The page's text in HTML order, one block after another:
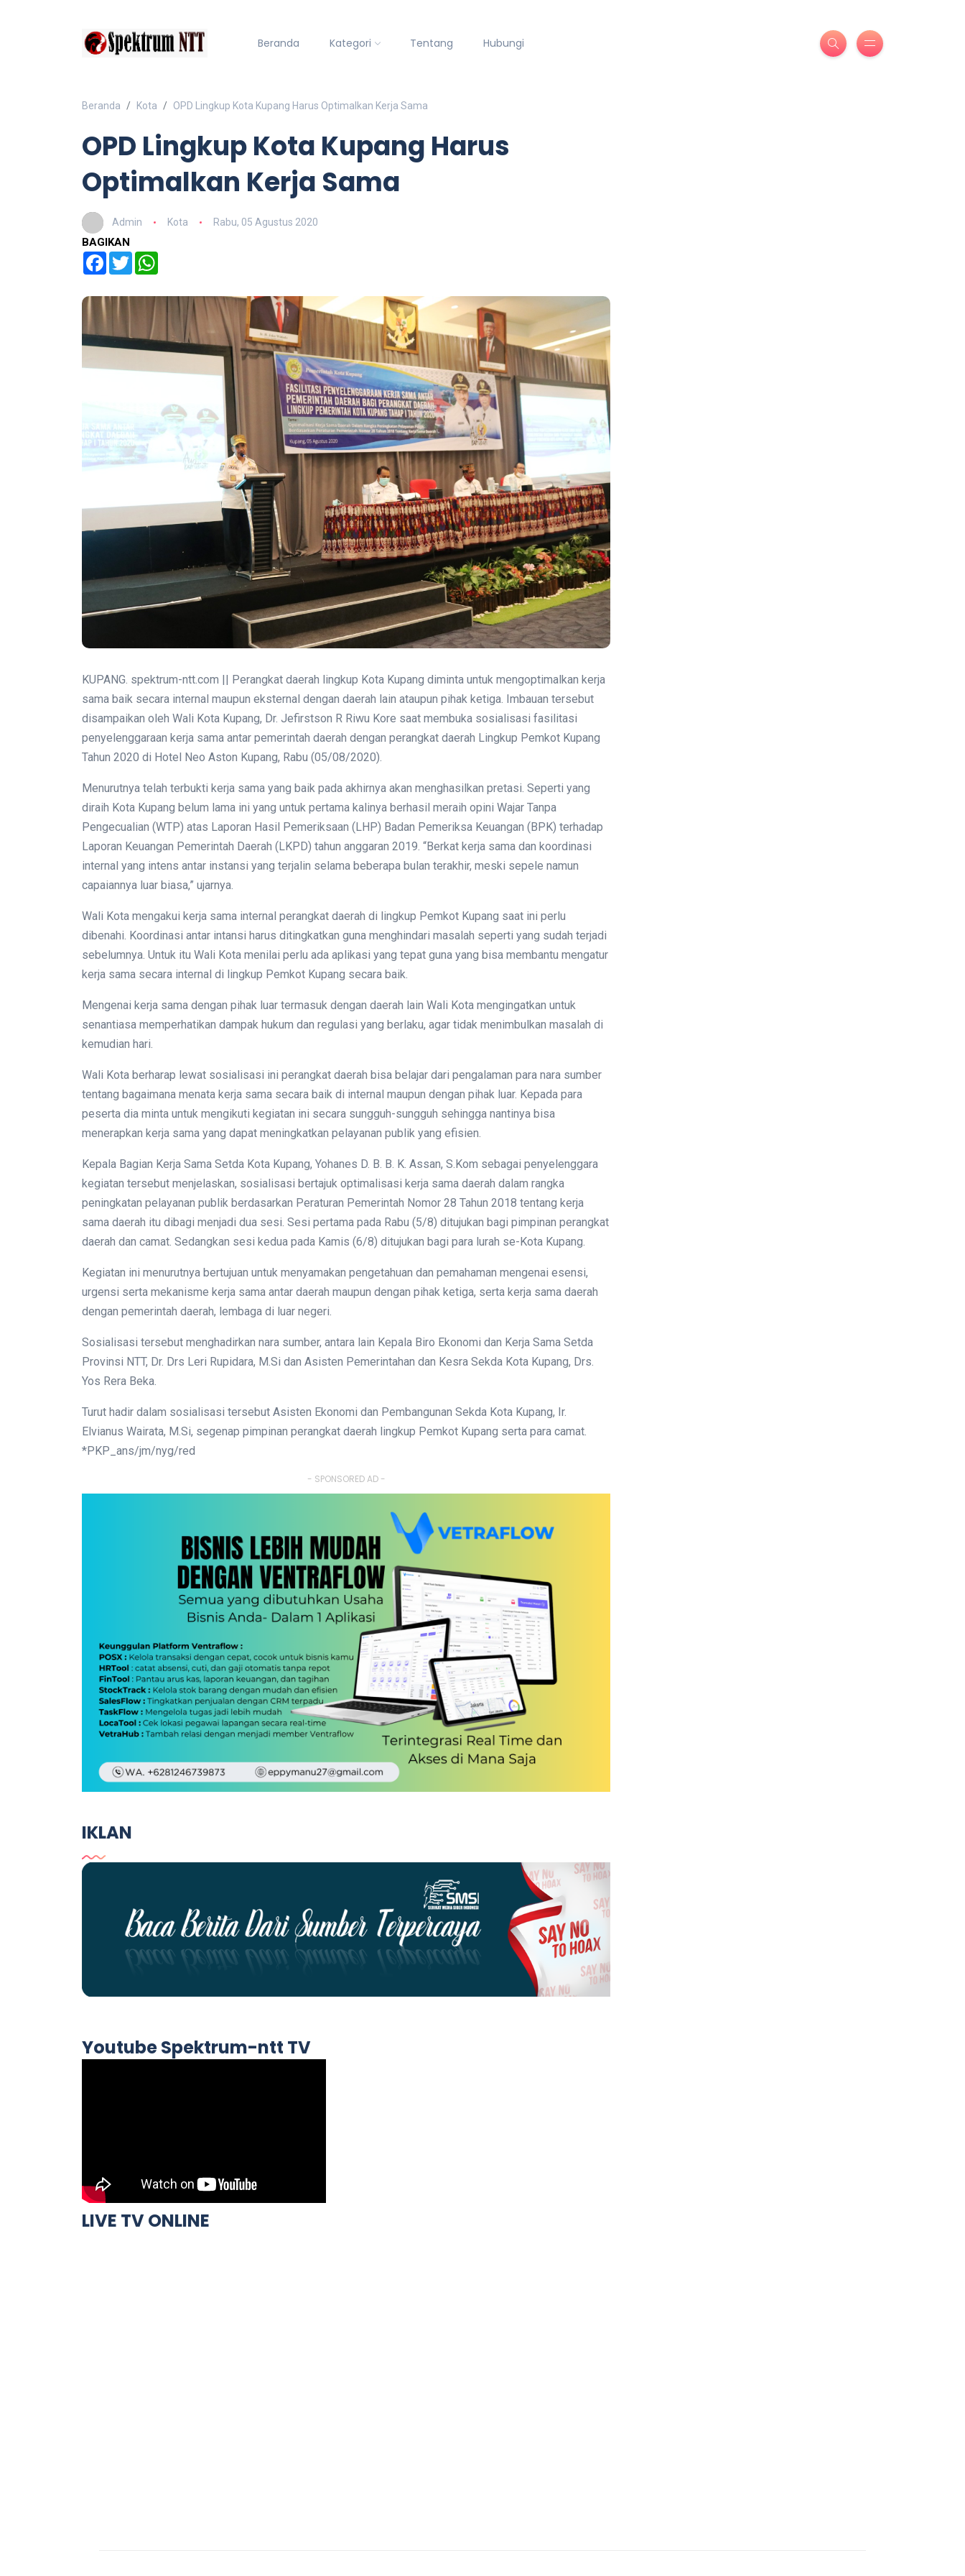
Beranda Kategori Tentang Hubungi
Beranda Kota OPD Lingkup Kota Kupang Harus Optimalkan Kerja Sama
OPD Lingkup Kota Kupang Harus
Optimalkan Kerja Sama
Admin Kota Rabu, 05 Agustus 2020
BAGIKAN
Facebook
Twitter
KUPANG. spektrum-ntt.com || Perangkat daerah lingkup Kota Kupang diminta untuk mengoptimalkan kerja
sama baik secara internal maupun eksternal dengan daerah lain ataupun pihak ketiga. Imbauan tersebut
disampaikan oleh Wali Kota Kupang, Dr. Jefirstson R Riwu Kore saat membuka sosialisasi fasilitasi
penyelenggaraan kerja sama antar pemerintah daerah dengan perangkat daerah Lingkup Pemkot Kupang
Tahun 2020 di Hotel Neo Aston Kupang, Rabu (05/08/2020).
Menurutnya telah terbukti kerja sama yang baik pada akhirnya akan menghasilkan pretasi. Seperti yang
diraih Kota Kupang belum lama ini yang untuk pertama kalinya berhasil meraih opini Wajar Tanpa
Pengecualian (WTP) atas Laporan Hasil Pemeriksaan (LHP) Badan Pemeriksa Keuangan (BPK) terhadap
Laporan Keuangan Pemerintah Daerah (LKPD) tahun anggaran 2019. “Berkat kerja sama dan koordinasi
internal yang intens antar instansi yang terjalin selama beberapa bulan terakhir, meski sepele namun
capaiannya luar biasa,” ujarnya.
Wali Kota mengakui kerja sama internal perangkat daerah di lingkup Pemkot Kupang saat ini perlu
dibenahi. Koordinasi antar intansi harus ditingkatkan guna menghindari masalah seperti yang sudah terjadi
sebelumnya. Untuk itu Wali Kota menilai perlu ada aplikasi yang tepat guna yang bisa membantu mengatur
kerja sama secara internal di lingkup Pemkot Kupang secara baik.
Mengenai kerja sama dengan pihak luar termasuk dengan daerah lain Wali Kota mengingatkan untuk
senantiasa memperhatikan dampak hukum dan regulasi yang berlaku, agar tidak menimbulkan masalah di
kemudian hari.
Wali Kota berharap lewat sosialisasi ini perangkat daerah bisa belajar dari pengalaman para nara sumber
tentang bagaimana menata kerja sama secara baik di internal maupun dengan pihak luar. Kepada para
peserta dia minta untuk mengikuti kegiatan ini secara sungguh-sungguh sehingga nantinya bisa
menerapkan kerja sama yang dapat meningkatkan pelayanan publik yang efisien.
Kepala Bagian Kerja Sama Setda Kota Kupang, Yohanes D. B. B. K. Assan, S.Kom sebagai penyelenggara
kegiatan tersebut menjelaskan, sosialisasi bertajuk optimalisasi kerja sama daerah dalam rangka
peningkatan pelayanan publik berdasarkan Peraturan Pemerintah Nomor 28 Tahun 2018 tentang kerja
sama daerah itu dibagi menjadi dua sesi. Sesi pertama pada Rabu (5/8) ditujukan bagi pimpinan perangkat
daerah dan camat. Sedangkan sesi kedua pada Kamis (6/8) ditujukan bagi para lurah se-Kota Kupang.
Kegiatan ini menurutnya bertujuan untuk menyamakan pengetahuan dan pemahaman mengenai esensi,
urgensi serta mekanisme kerja sama antar daerah maupun dengan pihak ketiga, serta kerja sama daerah
dengan pemerintah daerah, lembaga di luar negeri.
Sosialisasi tersebut menghadirkan nara sumber, antara lain Kepala Biro Ekonomi dan Kerja Sama Setda
Provinsi NTT, Dr. Drs Leri Rupidara, M.Si dan Asisten Pemerintahan dan Kesra Sekda Kota Kupang, Drs.
Yos Rera Beka.
Turut hadir dalam sosialisasi tersebut Asisten Ekonomi dan Pembangunan Sekda Kota Kupang, Ir.
Elvianus Wairata, M.Si, segenap pimpinan perangkat daerah lingkup Pemkot Kupang serta para camat.
*PKP_ans/jm/nyg/red
- SPONSORED AD -
IKLAN
Youtube Spektrum-ntt TV
LIVE TV ONLINE